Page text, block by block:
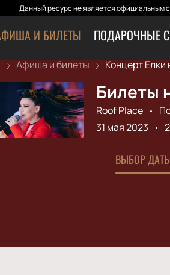
Данный ресурс не является официальным
И БИЛЕТЫ ПОДАРОЧНЫЕ
Афиша и билеты Концерт Ёлки
Билеты
Roof Place
31 мая 2023
ВЫБОР